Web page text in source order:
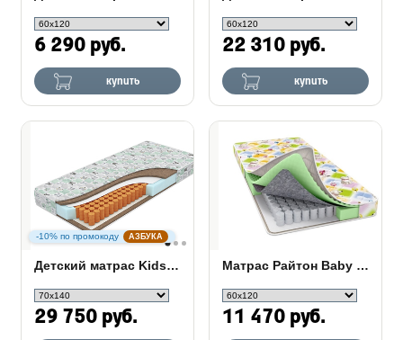
6 290 руб.
купить
22 310 руб.
купить
-10% по промокоду АЗБУКА
Детский матрас Kids Smart
29 750 руб.
Матрас Райтон Baby Care
11 470 руб.